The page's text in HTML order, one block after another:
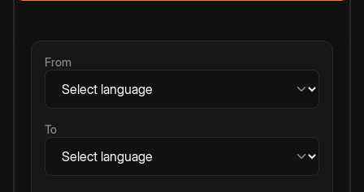
From
To